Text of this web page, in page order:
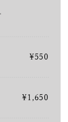
¥550
¥1,650